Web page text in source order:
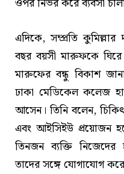
এদিকে, সম্প্রতি
বছর বয়সী মারুফকে
মারুফের বন্ধু বিকাশ
ঢাকা মেডিকেল কলেজ
আসেন। তিনি বলেন,
এবং আইসিইউ প্রয়োজন
তিনজন ব্যক্তি নিজেদের
তাদের সঙ্গে যোগাযোগ